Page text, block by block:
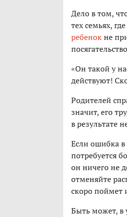
Дело в том,
тех семьях,
ребенокне
«Он такой у
действуют!
Родителей
значит, его
в результате
Если ошибка в
потребуется
он ничего не
отменяйте
скоро поймет
Быть может, в